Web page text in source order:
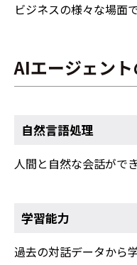
ビジネスの様々な場面
AIエージェン
自然言語処理
人間と自然な会話ができ
学習能力
過去の対話データから